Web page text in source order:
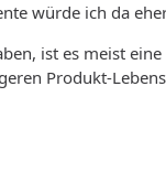
würde ich da
ist es meist
Produkt-